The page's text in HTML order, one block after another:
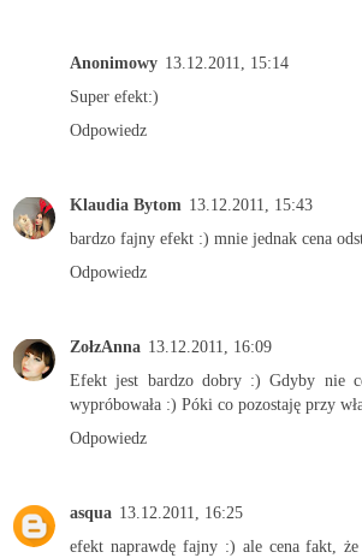
Anonimowy 13.12.2011, 15:14
Super efekt:)
Odpowiedz
Klaudia Bytom 13.12.2011, 15:43
bardzo fajny efekt :) mnie jednak cena
Odpowiedz
ZołzAnna 13.12.2011, 16:09
Efekt jest bardzo dobry :) Gdyby nie
wypróbowała :) Póki co pozostaję przy
Odpowiedz
asqua 13.12.2011, 16:25
efekt naprawdę fajny :) ale cena fakt,